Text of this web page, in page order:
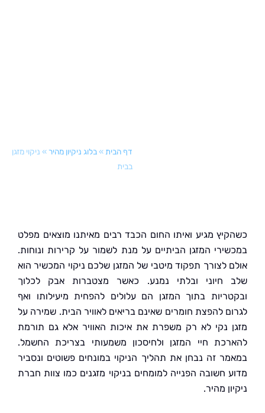
»בלוג ניקיון מהיר »ניקוי מזגן
מגיע ואיתו החום הכבד רבים מאיתנו מוצאים מפלט
המזגן הביתיים על מנת לשמור על קרירות ונוחות.
לצורך תפקוד מיטבי של המזגן שלכם ניקוי המכשיר הוא
חיוני ובלתי נמנע. כאשר מצטברות אבק לכלוך
בתוך המזגן הם עלולים להפחית מיעילותו ואף
להפצת חומרים שאינם בריאים לאוויר הבית. שמירה על
נקי לא רק משפרת את איכות האוויר אלא גם תורמת
חיי המזגן ולחיסכון משמעותי בצריכת החשמל.
זה נבחן את תהליך הניקוי במונחים פשוטים ונסביר
חשובה הפנייה למומחים בניקוי מזגנים כמו צוות חברת
מהיר.